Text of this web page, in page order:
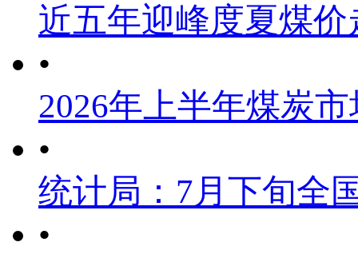
近五年迎峰度夏煤价
•
2026年上半年煤炭
•
统计局：7月下旬全
•